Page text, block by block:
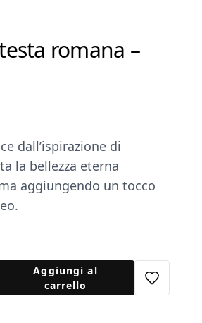
romana –
dall’ispirazione di
la bellezza eterna
aggiungendo un tocco
Aggiungi al
carrello